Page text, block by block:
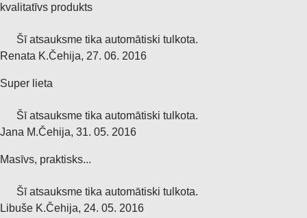
kvalitatīvs produkts
Šī atsauksme tika automātiski tulkota.
Renata K.Čehija, 27. 06. 2016
Super lieta
Šī atsauksme tika automātiski tulkota.
Jana M.Čehija, 31. 05. 2016
Masīvs, praktisks...
Šī atsauksme tika automātiski tulkota.
Libuše K.Čehija, 24. 05. 2016